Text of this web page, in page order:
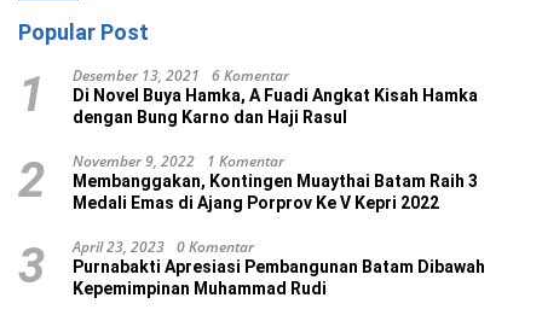
Popular Post
1 Desember 13, 2021 6 Komentar
Di Novel Buya Hamka, A Fuadi Angkat Kisah Hamka
dengan Bung Karno dan Haji Rasul
2 November 9, 2022 1 Komentar
Membanggakan, Kontingen Muaythai Batam Raih 3
Medali Emas di Ajang Porprov Ke V Kepri 2022
3 April 23, 2023 0 Komentar
Purnabakti Apresiasi Pembangunan Batam Dibawah
Kepemimpinan Muhammad Rudi